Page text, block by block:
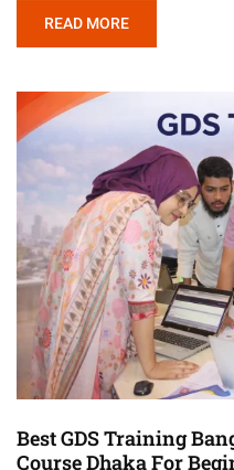
READ MORE
Best GDS Training
Course Dhaka For